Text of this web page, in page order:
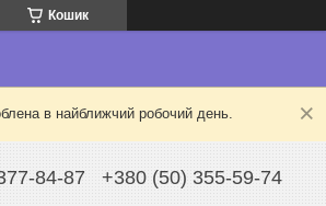
Кошик
в найближчий робочий день.
84-87 +380 (50) 355-59-74